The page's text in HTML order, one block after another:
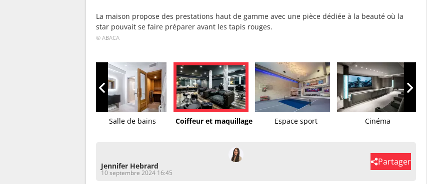
La maison propose des prestations haut de gamme avec une pièce dédiée à la beauté où la
star pouvait se faire préparer avant les tapis rouges.
© ABACA
Salle de bains Coiffeur et maquillage Espace sport Cinéma
Jennifer Hebrard
10 septembre 2024 16:45
Partager